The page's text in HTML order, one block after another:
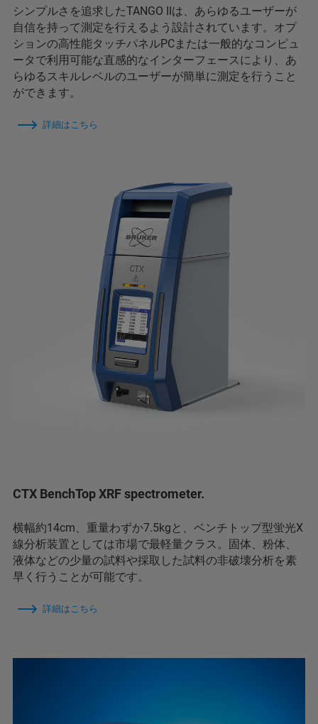
シンプルさを追求したTANGO IIは、あらゆるユーザーが
自信を持って測定を行えるよう設計されています。オプ
ションの高性能タッチパネルPCまたは一般的なコンピュ
ータで利用可能な直感的なインターフェースにより、あ
らゆるスキルレベルのユーザーが簡単に測定を行うこと
ができます。
詳細はこちら
CTX BenchTop XRF spectrometer.
横幅約14cm、重量わずか7.5kgと、ベンチトップ型蛍光X
線分析装置としては市場で最軽量クラス。固体、粉体、
液体などの少量の試料や採取した試料の非破壊分析を素
早く行うことが可能です。
詳細はこちら